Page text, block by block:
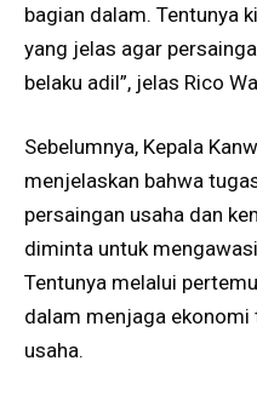
bagian dalam. Tentunya
yang jelas agar
belaku adil”, jelas Rico
Sebelumnya, Kepala
menjelaskan bahwa
persaingan usaha dan
diminta untuk
Tentunya melalui
dalam menjaga
usaha.